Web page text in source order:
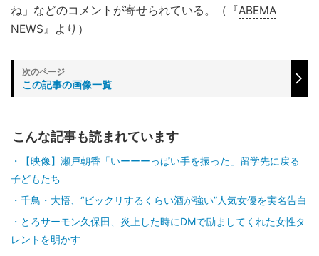
ね」などのコメントが寄せられている。（『ABEMA
NEWS』より）
この記事の画像一覧
こんな記事も読まれています
【映像】瀬戸朝香「いーーーっぱい手を振った」留学先に戻る
子どもたち
千鳥・大悟、“ビックリするくらい酒が強い”人気女優を実名告白
とろサーモン久保田、炎上した時にDMで励ましてくれた女性タ
レントを明かす